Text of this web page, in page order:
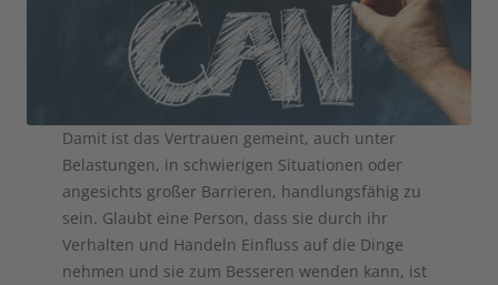
Damit ist das Vertrauen gemeint, auch unter
Belastungen, in schwierigen Situationen oder
angesichts großer Barrieren, handlungsfähig zu
sein. Glaubt eine Person, dass sie durch ihr
Verhalten und Handeln Einfluss auf die Dinge
nehmen und sie zum Besseren wenden kann, ist